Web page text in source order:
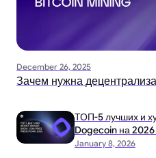
December 26, 2025
Зачем нужна
January 8, 2026
ТОП-5 лучших и
Dogecoin на 2026